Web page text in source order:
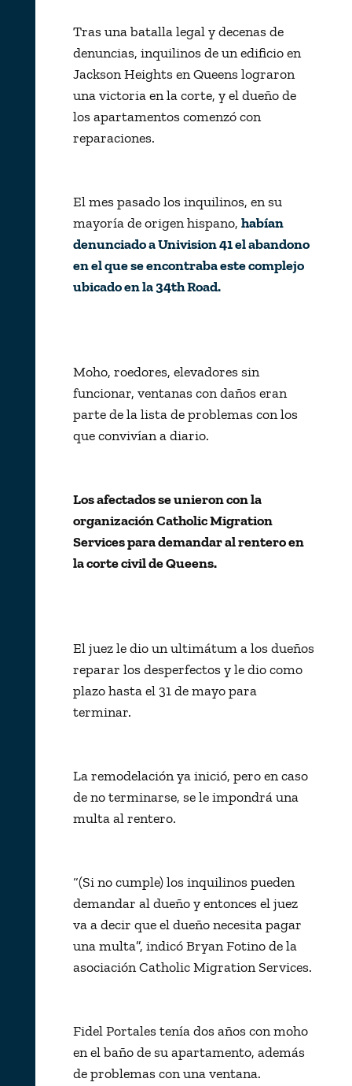
Tras una batalla legal y decenas de
denuncias, inquilinos de un edificio en
Jackson Heights en Queens lograron
una victoria en la corte, y el dueño de
los apartamentos comenzó con
reparaciones.
El mes pasado los inquilinos, en su
mayoría de origen hispano, habían
denunciado a Univision 41 el abandono
en el que se encontraba este complejo
ubicado en la 34th Road.
Moho, roedores, elevadores sin
funcionar, ventanas con daños eran
parte de la lista de problemas con los
que convivían a diario.
Los afectados se unieron con la
organización Catholic Migration
Services para demandar al rentero en
la corte civil de Queens.
El juez le dio un ultimátum a los dueños
reparar los desperfectos y le dio como
plazo hasta el 31 de mayo para
terminar.
La remodelación ya inició, pero en caso
de no terminarse, se le impondrá una
multa al rentero.
“(Si no cumple) los inquilinos pueden
demandar al dueño y entonces el juez
va a decir que el dueño necesita pagar
una multa”, indicó Bryan Fotino de la
asociación Catholic Migration Services.
Fidel Portales tenía dos años con moho
en el baño de su apartamento, además
de problemas con una ventana.